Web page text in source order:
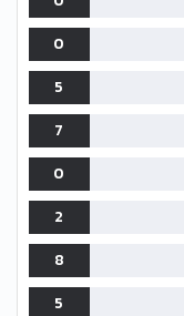
0
5
7
0
2
8
5